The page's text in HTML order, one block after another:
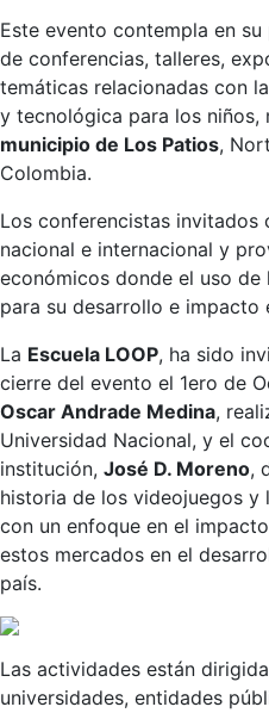
Este evento contempla en
de conferencias, talleres,
temáticas relacionadas con
y tecnológica para los niños,
municipio de Los Patios,
Colombia.
Los conferencistas invitados
nacional e internacional y
económicos donde el uso de
para su desarrollo e impacto
La Escuela LOOP, ha sido
cierre del evento el 1ero de
Oscar Andrade Medina,
Universidad Nacional, y el
institución, José D. Moreno,
historia de los videojuegos y
con un enfoque en el
estos mercados en el
país.
Las actividades están
universidades, entidades